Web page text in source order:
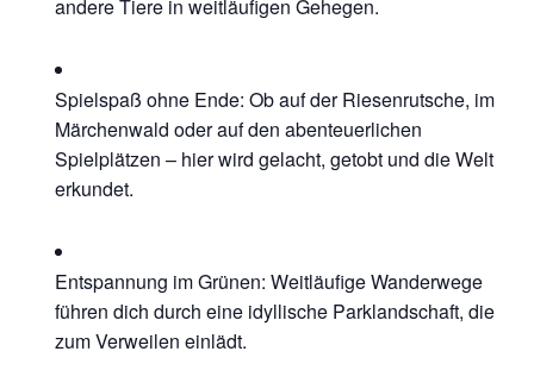
andere Tiere in weitläufigen Gehegen.
Spielspaß ohne Ende: Ob auf der Riesenrutsche, im
Märchenwald oder auf den abenteuerlichen
Spielplätzen – hier wird gelacht, getobt und die Welt
erkundet.
Entspannung im Grünen: Weitläufige Wanderwege
führen dich durch eine idyllische Parklandschaft, die
zum Verweilen einlädt.